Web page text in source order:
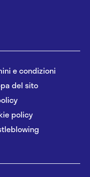
e condizioni
del sito
policy